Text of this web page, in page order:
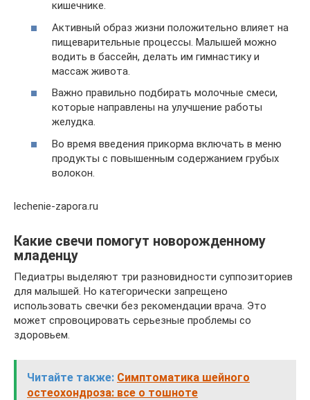
кишечнике.
Активный образ жизни положительно влияет на
пищеварительные процессы. Малышей можно
водить в бассейн, делать им гимнастику и
массаж живота.
Важно правильно подбирать молочные смеси,
которые направлены на улучшение работы
желудка.
Во время введения прикорма включать в меню
продукты с повышенным содержанием грубых
волокон.
lechenie-zapora.ru
Какие свечи помогут новорожденному
младенцу
Педиатры выделяют три разновидности суппозиториев
для малышей. Но категорически запрещено
использовать свечки без рекомендации врача. Это
может спровоцировать серьезные проблемы со
здоровьем.
Читайте также: Симптоматика шейного
остеохондроза: все о тошноте